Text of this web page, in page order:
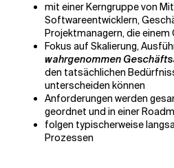
mit einer Kerngruppe von
Softwareentwicklern,
Projektmanagern, die
Fokus auf Skalierung,
wahrgenommen
den tatsächlichen
unterscheiden können
Anforderungen werden
geordnet und in einer
folgen typischerweise
Prozessen